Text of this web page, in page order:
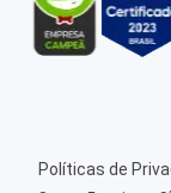
Políticas de